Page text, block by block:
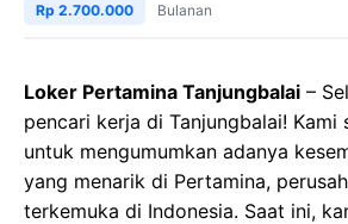
Rp 2.700.000 Bulanan
Loker Pertamina Tanjungbalai –
pencari kerja di Tanjungbalai! Kami
untuk mengumumkan adanya
yang menarik di Pertamina,
terkemuka di Indonesia. Saat ini,